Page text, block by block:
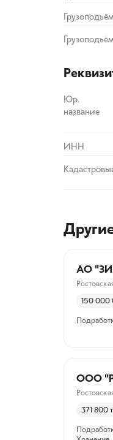
Юр.
название
ИНН
АО
150 000
ООО
371 800 т